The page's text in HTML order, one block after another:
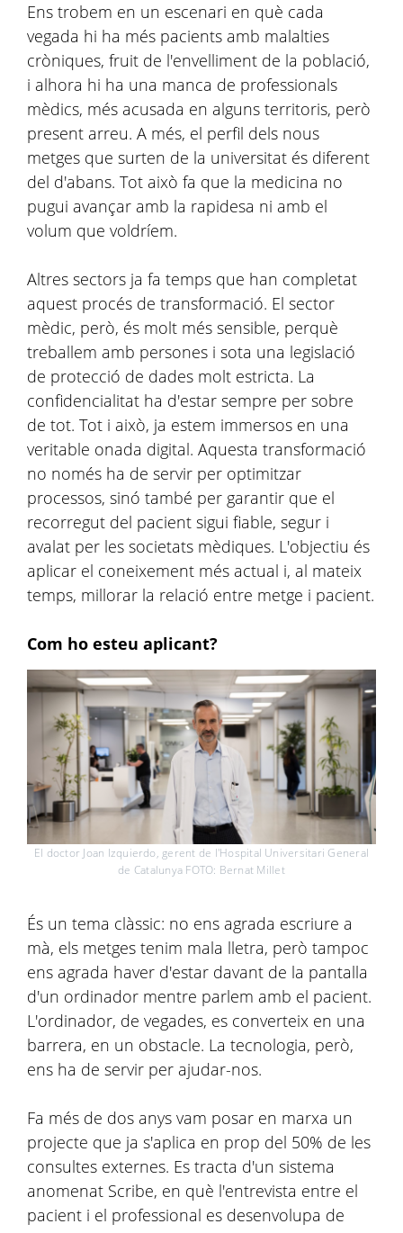
Ens trobem en un escenari en què cada
vegada hi ha més pacients amb malalties
cròniques, fruit de l'envelliment de la població,
i alhora hi ha una manca de professionals
mèdics, més acusada en alguns territoris, però
present arreu. A més, el perfil dels nous
metges que surten de la universitat és diferent
del d'abans. Tot això fa que la medicina no
pugui avançar amb la rapidesa ni amb el
volum que voldríem.
Altres sectors ja fa temps que han completat
aquest procés de transformació. El sector
mèdic, però, és molt més sensible, perquè
treballem amb persones i sota una legislació
de protecció de dades molt estricta. La
confidencialitat ha d'estar sempre per sobre
de tot. Tot i això, ja estem immersos en una
veritable onada digital. Aquesta transformació
no només ha de servir per optimitzar
processos, sinó també per garantir que el
recorregut del pacient sigui fiable, segur i
avalat per les societats mèdiques. L'objectiu és
aplicar el coneixement més actual i, al mateix
temps, millorar la relació entre metge i pacient.
Com ho esteu aplicant?
El doctor Joan Izquierdo, gerent de l'Hospital Universitari General
de Catalunya FOTO: Bernat Millet
És un tema clàssic: no ens agrada escriure a
mà, els metges tenim mala lletra, però tampoc
ens agrada haver d'estar davant de la pantalla
d'un ordinador mentre parlem amb el pacient.
L'ordinador, de vegades, es converteix en una
barrera, en un obstacle. La tecnologia, però,
ens ha de servir per ajudar-nos.
Fa més de dos anys vam posar en marxa un
projecte que ja s'aplica en prop del 50% de les
consultes externes. Es tracta d'un sistema
anomenat Scribe, en què l'entrevista entre el
pacient i el professional es desenvolupa de